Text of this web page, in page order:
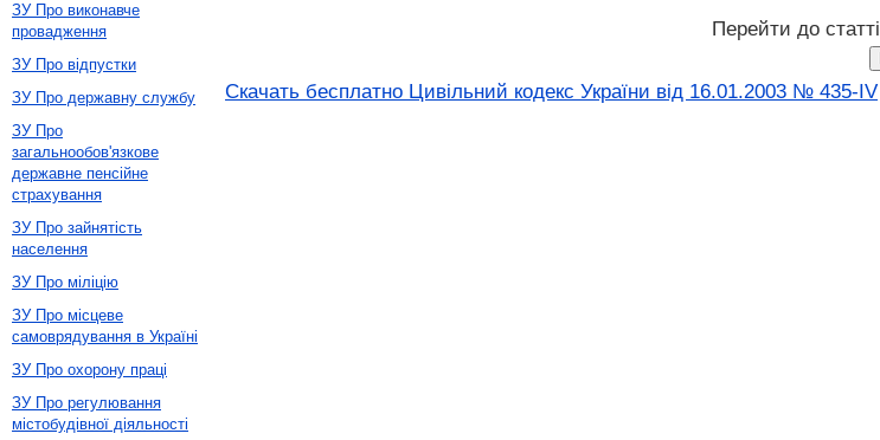
Перейти до статті
Скачать бесплатно Цивільний кодекс України від 16.01.2003 № 435-IV
ЗУ Про виконавче
провадження
ЗУ Про відпустки
ЗУ Про державну службу
ЗУ Про
загальнообов'язкове
державне пенсійне
страхування
ЗУ Про зайнятість
населення
ЗУ Про міліцію
ЗУ Про місцеве
самоврядування в Україні
ЗУ Про охорону праці
ЗУ Про регулювання
містобудівної діяльності